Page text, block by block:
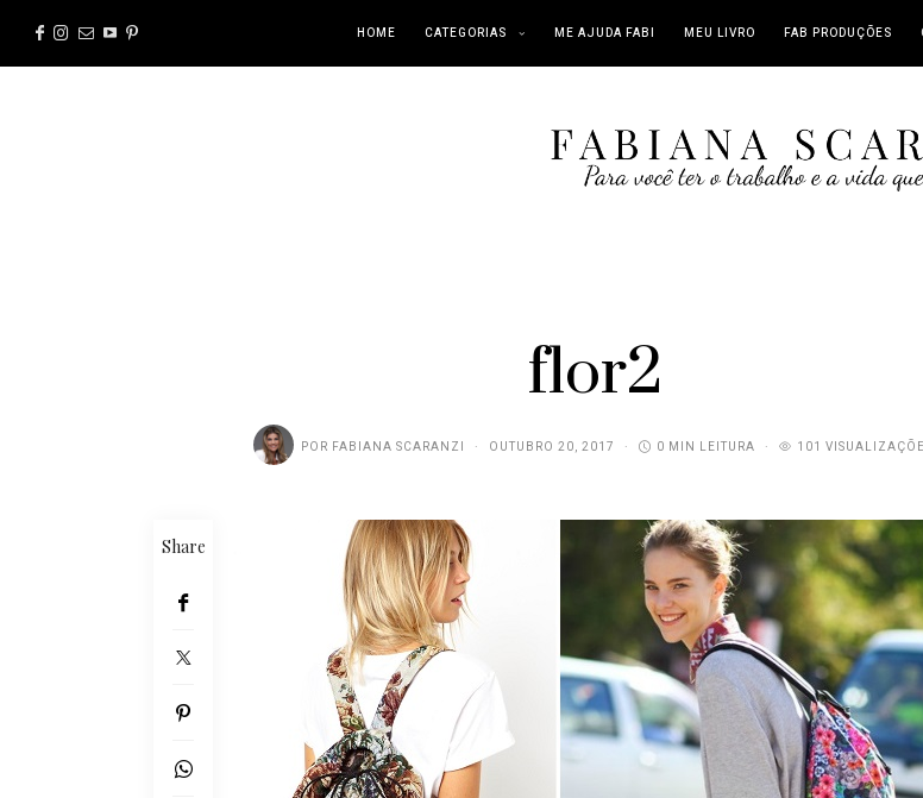
HOME CATEGORIAS ME AJUDA FABI MEU LIVRO FAB PRODUÇÕES
flor2
POR FABIANA SCARANZI OUTUBRO 20, 2017 0 MIN LEITURA 101
Share